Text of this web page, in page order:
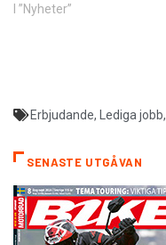
I ”Nyheter”
Erbjudande, Lediga jobb,
SENASTE UTGÅVAN